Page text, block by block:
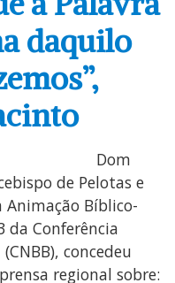
daquilo
Dom
de Pelotas e
Animação Bíblico-
da Conferência
concedeu
regional sobre: